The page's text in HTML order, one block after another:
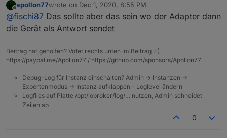
also alles nochmal neu verknüpft und es kommt im log
lediglich das:
iot.0	2020-12-01 18:26:12.884	debug
Offline
apollon77wrote on Dec 1, 2020, 8:55 PM
last edited by
@fischi87 Das sollte aber das sein wo der Adapter dann
die Gerät als Antwort sendet
Beitrag hat geholfen? Votet rechts unten im Beitrag :-)
https://paypal.me/Apollon77 / https://github.com/sponsors/Apollon77
Debug-Log für Instanz einschalten? Admin -> Instanzen ->
Expertenmodus -> Instanz aufklappen - Loglevel ändern
Logfiles auf Platte /opt/iobroker/log/… nutzen, Admin schneidet
Zeilen ab
0